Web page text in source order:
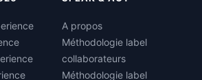
A propos
Méthodologie label
collaborateurs
Méthodologie label